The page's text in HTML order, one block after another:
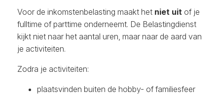
Voor de inkomstenbelasting maakt het niet uit of je
fulltime of parttime onderneemt. De Belastingdienst
kijkt niet naar het aantal uren, maar naar de aard van
je activiteiten.
Zodra je activiteiten:
plaatsvinden buiten de hobby- of familiesfeer